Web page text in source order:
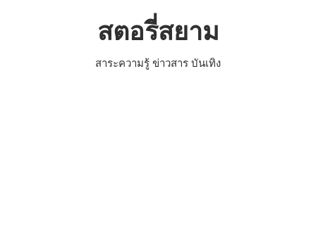
สตอรี่สยาม
สาระความรู้ ข่าวสาร บันเทิง